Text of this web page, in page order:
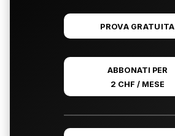
PROVA GRATUITA
ABBONATI PER
2 CHF / MESE